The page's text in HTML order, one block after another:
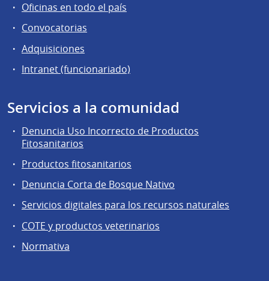
Oficinas en todo el país
Convocatorias
Adquisiciones
Intranet (funcionariado)
Servicios a la comunidad
Denuncia Uso Incorrecto de Productos
Fitosanitarios
Productos fitosanitarios
Denuncia Corta de Bosque Nativo
Servicios digitales para los recursos naturales
COTE y productos veterinarios
Normativa